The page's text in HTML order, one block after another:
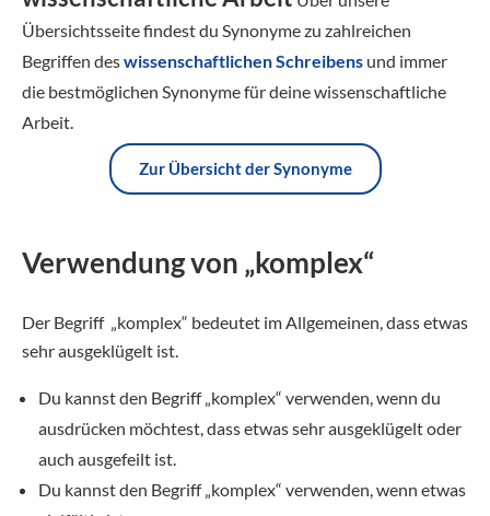
Übersichtsseite findest du Synonyme zu zahlreichen
Begriffen deswissenschaftlichen Schreibens und immer
die bestmöglichen Synonyme für deine wissenschaftliche
Arbeit.
Zur Übersicht der Synonyme
Verwendung von „komplex“
Der Begriff „komplex“ bedeutet im Allgemeinen, dass etwas
sehr ausgeklügelt ist.
Du kannst den Begriff „komplex“ verwenden, wenn du
ausdrücken möchtest, dass etwas sehr ausgeklügelt oder
auch ausgefeilt ist.
Du kannst den Begriff „komplex“ verwenden, wenn etwas